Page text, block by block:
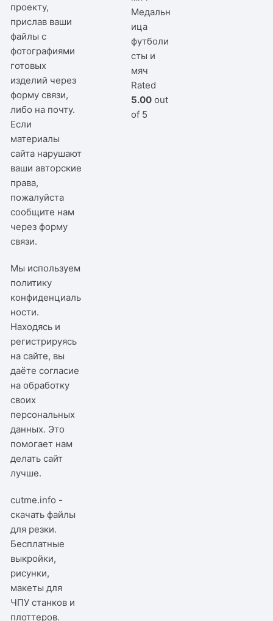
проекту,
прислав ваши
файлы с
фотографиями
готовых
изделий через
форму связи,
либо на почту.
Если
материалы
сайта нарушают
ваши авторские
права,
пожалуйста
сообщите нам
черезформу
связи.
Мы используем
политику
конфиденциаль
ности.
Находясь и
регистрируясь
на сайте, вы
даёте согласие
на обработку
своих
персональных
данных. Это
помогает нам
делать сайт
лучше.
Медальн
ица
футболи
сты и
мяч
Rated
5.00 out
of 5
cutme.info -
скачать файлы
для резки.
Бесплатные
выкройки,
рисунки,
макеты для
ЧПУ станков и
плоттеров.